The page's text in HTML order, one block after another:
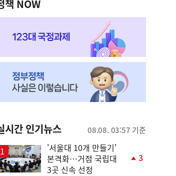
책 NOW
시간 인기뉴스 08.08. 03:57 기준
'서울대 10개 만들기'
본격화…거점 국립대
3곳 신속 선정
3